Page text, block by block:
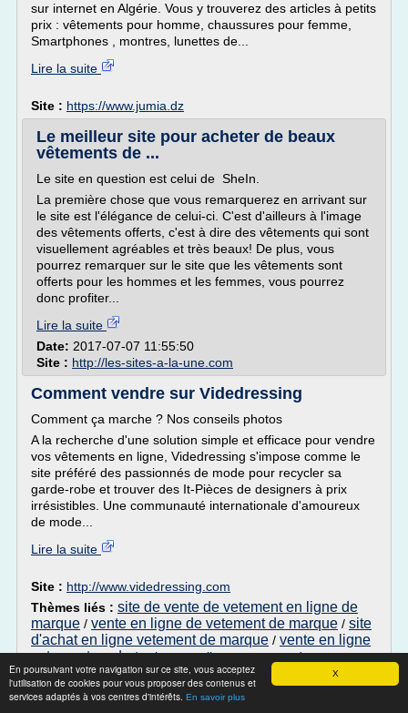
X
En poursuivant votre navigation sur ce site, vous acceptez
l'utilisation de cookies pour vous proposer des contenus et
services adaptés à vos centres d'intérêts. En savoir plus
sur internet en Algérie. Vous y trouverez des articles à petits
prix : vêtements pour homme, chaussures pour femme,
Smartphones , montres, lunettes de...
Lire la suite
Site : https://www.jumia.dz
Le meilleur site pour acheter de beaux
vêtements de ...
Le site en question est celui de SheIn.
La première chose que vous remarquerez en arrivant sur
le site est l'élégance de celui-ci. C'est d'ailleurs à l'image
des vêtements offerts, c'est à dire des vêtements qui sont
visuellement agréables et très beaux! De plus, vous
pourrez remarquer sur le site que les vêtements sont
offerts pour les hommes et les femmes, vous pourrez
donc profiter...
Lire la suite
Date: 2017-07-07 11:55:50
Site : http://les-sites-a-la-une.com
Comment vendre sur Videdressing
Comment ça marche ? Nos conseils photos
A la recherche d'une solution simple et efficace pour vendre
vos vêtements en ligne, Videdressing s'impose comme le
site préféré des passionnés de mode pour recycler sa
garde-robe et trouver des It-Pièces de designers à prix
irrésistibles. Une communauté internationale d'amoureux
de mode...
Lire la suite
Site : http://www.videdressing.com
Thèmes liés : site de vente de vetement en ligne de
marque / vente en ligne de vetement de marque / site
d'achat en ligne vetement de marque / vente en ligne
vetement mode/acheter en ligne vetement de marque
Faire son shopping moins cher en ligne |
PaidPR